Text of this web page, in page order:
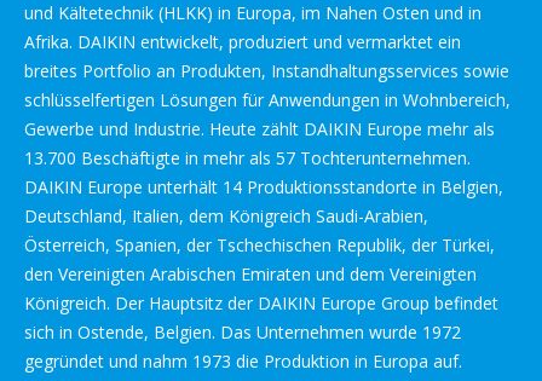
und Kältetechnik (HLKK) in Europa, im Nahen Osten und in
Afrika. DAIKIN entwickelt, produziert und vermarktet ein
breites Portfolio an Produkten, Instandhaltungsservices sowie
schlüsselfertigen Lösungen für Anwendungen in Wohnbereich,
Gewerbe und Industrie. Heute zählt DAIKIN Europe mehr als
13.700 Beschäftigte in mehr als 57 Tochterunternehmen.
DAIKIN Europe unterhält 14 Produktionsstandorte in Belgien,
Deutschland, Italien, dem Königreich Saudi-Arabien,
Österreich, Spanien, der Tschechischen Republik, der Türkei,
den Vereinigten Arabischen Emiraten und dem Vereinigten
Königreich. Der Hauptsitz der DAIKIN Europe Group befindet
sich in Ostende, Belgien. Das Unternehmen wurde 1972
gegründet und nahm 1973 die Produktion in Europa auf.